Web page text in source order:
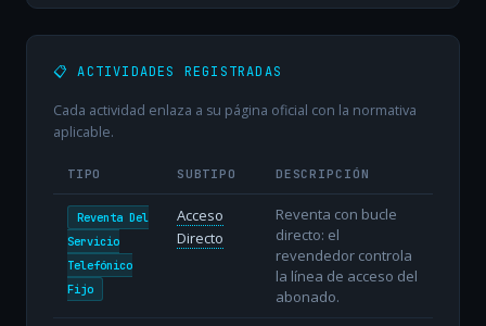
📋 ACTIVIDADES REGISTRADAS
Cada actividad enlaza a su página oficial con la normativa
aplicable.
TIPO SUBTIPO DESCRIPCIÓN
Reventa Del
Servicio
Telefónico
Fijo
Acceso
Directo
Reventa con bucle
directo: el
revendedor controla
la línea de acceso del
abonado.